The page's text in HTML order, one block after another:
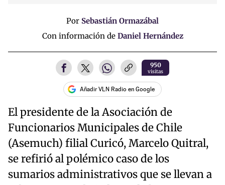
Por Sebastián Ormazábal
Con información de Daniel Hernández
950
visitas
Añadir VLN Radio en Google
El presidente de la Asociación de
Funcionarios Municipales de Chile
(Asemuch) filial Curicó, Marcelo Quitral,
se refirió al polémico caso de los
sumarios administrativos que se llevan a